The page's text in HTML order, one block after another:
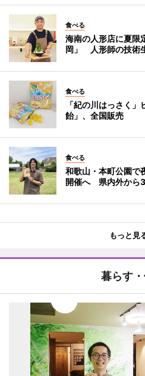
食べる
海南の人形店に夏限
岡」 人形師の技術
食べる
「紀の川はっさく
飴」、全国販売
食べる
和歌山・本町公園で
開催へ 県内外から
もっと見
暮らす・